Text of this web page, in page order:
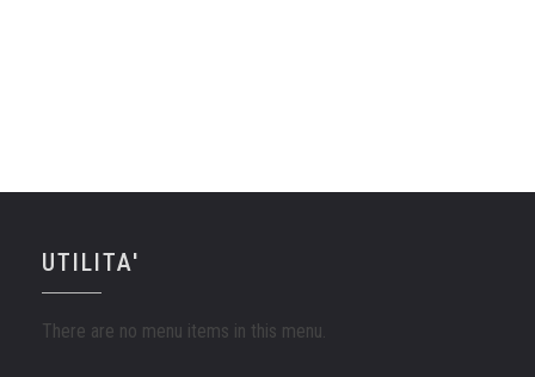
UTILITA'
There are no menu items in this menu.